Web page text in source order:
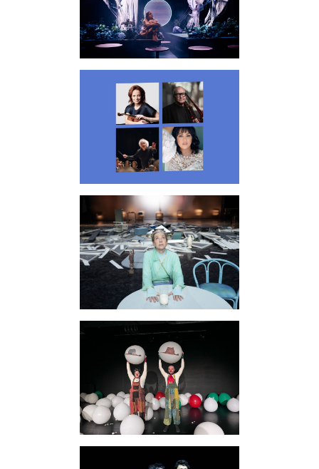
Schauspiel
Konzerte
Querschnitt